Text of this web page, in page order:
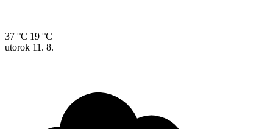
37 °C 19 °C
utorok 11. 8.